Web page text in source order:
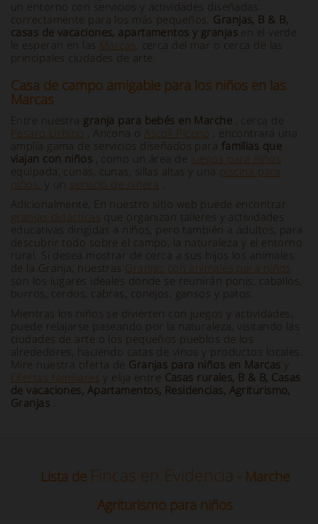
un entorno con servicios y actividades diseñadas
correctamente para los más pequeños. Granjas, B & B,
casas de vacaciones, apartamentos y granjas en el verde
le esperan en las Marcas, cerca del mar o cerca de las
principales ciudades de arte.
Casa de campo amigable para los niños en las
Marcas
Entre nuestra granja para bebés en Marche , cerca de
Pesaro Urbino , Ancona oAscoli Piceno , encontrará una
amplia gama de servicios diseñados para familias que
viajan con niños , como un área de juegos para niños
equipada, cunas, cunas, sillas altas y una piscina para
niños. y un servicio de niñera .
Adicionalmente, En nuestro sitio web puede encontrar
granjas didácticas que organizan talleres y actividades
educativas dirigidas a niños, pero también a adultos, para
descubrir todo sobre el campo, la naturaleza y el entorno
rural. Si desea mostrar de cerca a sus hijos los animales
de la Granja, nuestras Granjas con animales para niños
son los lugares ideales donde se reunirán ponis, caballos,
burros, cerdos, cabras, conejos, gansos y patos.
Mientras los niños se divierten con juegos y actividades,
puede relajarse paseando por la naturaleza, visitando las
ciudades de arte o los pequeños pueblos de los
alrededores, haciendo catas de vinos y productos locales.
Mire nuestra oferta de Granjas para niños en Marcas y
Ofertas familiares y elija entre Casas rurales, B & B, Casas
de vacaciones, Apartamentos, Residencias, Agriturismo,
Granjas .
Lista de Fincas en Evidencia - Marche
Agriturismo para niños